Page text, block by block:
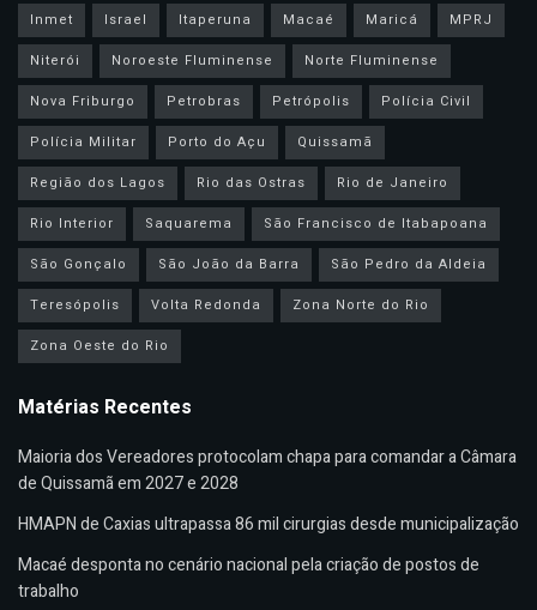
Inmet
Israel Itaperuna Macaé Maricá
MPRJ
Niterói
Noroeste Fluminense
Norte Fluminense
Nova Friburgo
Petrobras Petrópolis
Polícia Civil
Polícia Militar
Porto do Açu
Quissamã
Região dos Lagos
Rio das Ostras
Rio de Janeiro
Rio Interior
Saquarema
São Francisco de Itabapoana
São Gonçalo
São João da Barra
São Pedro da Aldeia
Teresópolis
Volta Redonda
Zona Norte do Rio
Zona Oeste do Rio
Matérias Recentes
Maioria dos Vereadores protocolam chapa para comandar a Câmara
de Quissamã em 2027 e 2028
HMAPN de Caxias ultrapassa 86 mil cirurgias desde municipalização
Macaé desponta no cenário nacional pela criação de postos de
trabalho